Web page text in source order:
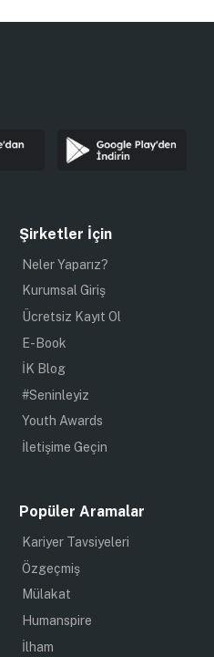
Şirketler İçin
Neler Yaparız?
Kurumsal Giriş
Ücretsiz Kayıt Ol
E-Book
İK Blog
#Seninleyiz
Youth Awards
İletişime Geçin
Popüler Aramalar
Kariyer Tavsiyeleri
Özgeçmiş
Mülakat
Humanspire
İlham